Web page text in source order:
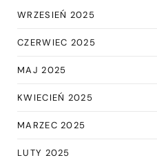
WRZESIEŃ 2025
CZERWIEC 2025
MAJ 2025
KWIECIEŃ 2025
MARZEC 2025
LUTY 2025